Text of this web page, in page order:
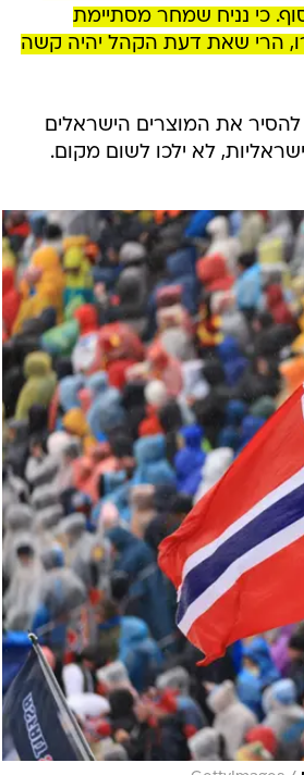
כי נניח שמחר מסתיימת
הרי שאת דעת הקהל יהיה קשה
להסיר את המוצרים הישראלים
לא ילכו לשום מקום.